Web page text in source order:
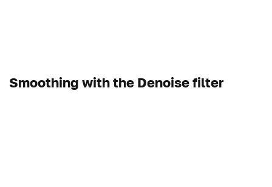
Smoothing with the Denoise filter